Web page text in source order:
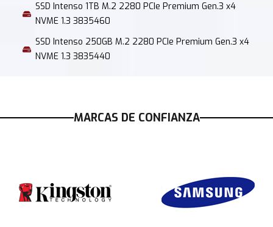
SSD Intenso 1TB M.2 2280 PCIe Premium Gen.3 x4
NVME 1.3 3835460
SSD Intenso 250GB M.2 2280 PCIe Premium Gen.3 x4
NVME 1.3 3835440
MARCAS DE CONFIANZA